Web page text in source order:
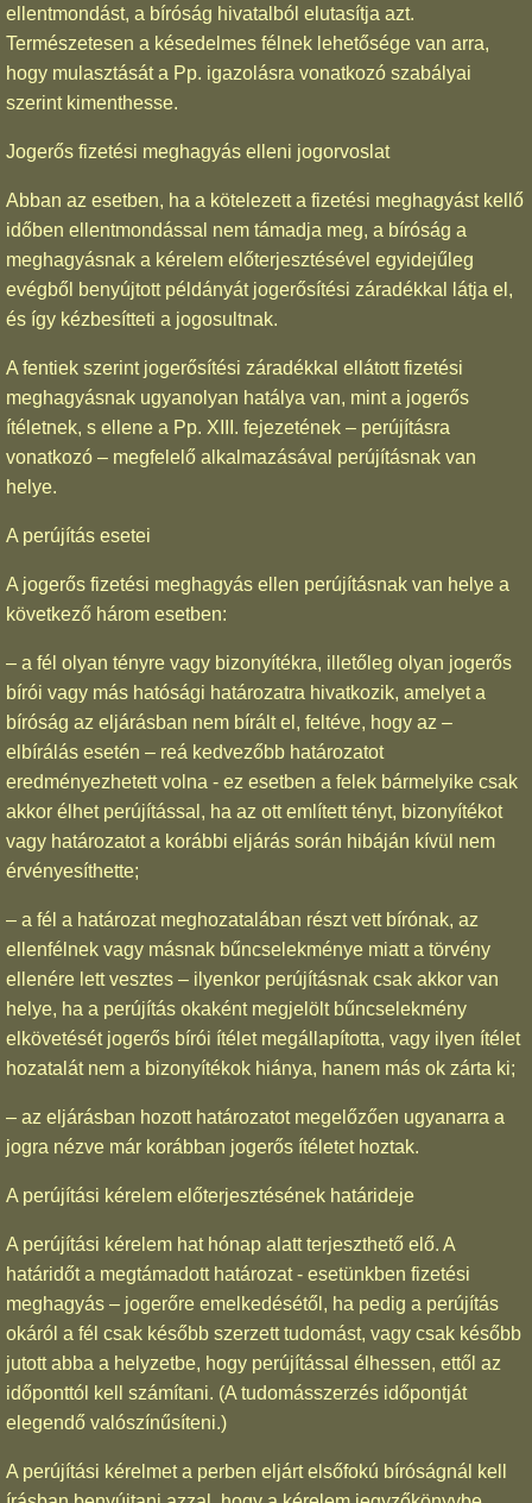
ellentmondást, a bíróság hivatalból elutasítja azt.
Természetesen a késedelmes félnek lehetősége van arra,
hogy mulasztását a Pp. igazolásra vonatkozó szabályai
szerint kimenthesse.
Jogerős fizetési meghagyás elleni jogorvoslat
Abban az esetben, ha a kötelezett a fizetési meghagyást kellő
időben ellentmondással nem támadja meg, a bíróság a
meghagyásnak a kérelem előterjesztésével egyidejűleg
evégből benyújtott példányát jogerősítési záradékkal látja el,
és így kézbesítteti a jogosultnak.
A fentiek szerint jogerősítési záradékkal ellátott fizetési
meghagyásnak ugyanolyan hatálya van, mint a jogerős
ítéletnek, s ellene a Pp. XIII. fejezetének – perújításra
vonatkozó – megfelelő alkalmazásával perújításnak van
helye.
A perújítás esetei
A jogerős fizetési meghagyás ellen perújításnak van helye a
következő három esetben:
– a fél olyan tényre vagy bizonyítékra, illetőleg olyan jogerős
bírói vagy más hatósági határozatra hivatkozik, amelyet a
bíróság az eljárásban nem bírált el, feltéve, hogy az –
elbírálás esetén – reá kedvezőbb határozatot
eredményezhetett volna - ez esetben a felek bármelyike csak
akkor élhet perújítással, ha az ott említett tényt, bizonyítékot
vagy határozatot a korábbi eljárás során hibáján kívül nem
érvényesíthette;
– a fél a határozat meghozatalában részt vett bírónak, az
ellenfélnek vagy másnak bűncselekménye miatt a törvény
ellenére lett vesztes – ilyenkor perújításnak csak akkor van
helye, ha a perújítás okaként megjelölt bűncselekmény
elkövetését jogerős bírói ítélet megállapította, vagy ilyen ítélet
hozatalát nem a bizonyítékok hiánya, hanem más ok zárta ki;
– az eljárásban hozott határozatot megelőzően ugyanarra a
jogra nézve már korábban jogerős ítéletet hoztak.
A perújítási kérelem előterjesztésének határideje
A perújítási kérelem hat hónap alatt terjeszthető elő. A
határidőt a megtámadott határozat - esetünkben fizetési
meghagyás – jogerőre emelkedésétől, ha pedig a perújítás
okáról a fél csak később szerzett tudomást, vagy csak később
jutott abba a helyzetbe, hogy perújítással élhessen, ettől az
időponttól kell számítani. (A tudomásszerzés időpontját
elegendő valószínűsíteni.)
A perújítási kérelmet a perben eljárt elsőfokú bíróságnál kell